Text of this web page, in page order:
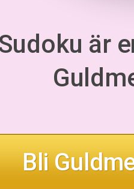
är
Bli